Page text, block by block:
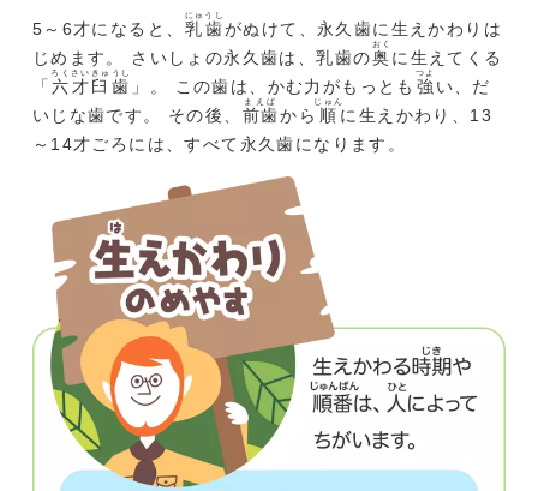
5～6才になると、 乳歯
にゅうし
がぬけて、永久歯に生えかわりは
じめます。 さいしょの永久歯は、乳歯の奥
おく
に生えてくる
「 六才臼歯
ろくさいきゅうし
」。 この歯は、かむ力がもっとも 強
つよ
い、だ
いじな歯です。 その後、 前歯
まえば
から 順
じゅん
に生えかわり、13
～14才ごろには、すべて永久歯になります。